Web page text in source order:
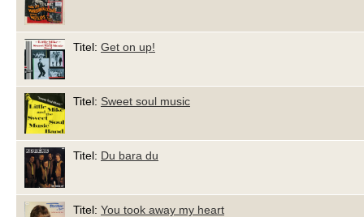
Titel: Get on up!
Titel: Sweet soul music
Titel: Du bara du
Titel: You took away my heart